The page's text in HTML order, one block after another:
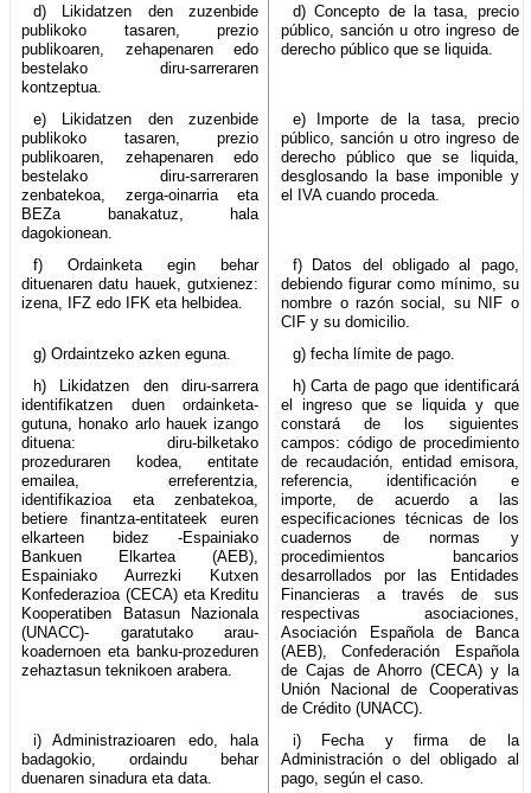
d) Likidatzen den zuzenbide
publikoko tasaren, prezio
publikoaren, zehapenaren edo
bestelako diru-sarreraren
kontzeptua.
d) Concepto de la tasa, precio
público, sanción u otro ingreso de
derecho público que se liquida.
e) Likidatzen den zuzenbide
publikoko tasaren, prezio
publikoaren, zehapenaren edo
bestelako diru-sarreraren
zenbatekoa, zerga-oinarria eta
BEZa banakatuz, hala
dagokionean.
e) Importe de la tasa, precio
público, sanción u otro ingreso de
derecho público que se liquida,
desglosando la base imponible y
el IVA cuando proceda.
f) Ordainketa egin behar
dituenaren datu hauek, gutxienez:
izena, IFZ edo IFK eta helbidea.
f) Datos del obligado al pago,
debiendo figurar como mínimo, su
nombre o razón social, su NIF o
CIF y su domicilio.
g) Ordaintzeko azken eguna.
g) fecha límite de pago.
h) Likidatzen den diru-sarrera
identifikatzen duen ordainketa-
gutuna, honako arlo hauek izango
dituena: diru-bilketako
prozeduraren kodea, entitate
emailea, erreferentzia,
identifikazioa eta zenbatekoa,
betiere finantza-entitateek euren
elkarteen bidez -Espainiako
Bankuen Elkartea (AEB),
Espainiako Aurrezki Kutxen
Konfederazioa (CECA) eta Kreditu
Kooperatiben Batasun Nazionala
(UNACC)- garatutako arau-
koadernoen eta banku-prozeduren
zehaztasun teknikoen arabera.
h) Carta de pago que identificará
el ingreso que se liquida y que
constará de los siguientes
campos: código de procedimiento
de recaudación, entidad emisora,
referencia, identificación e
importe, de acuerdo a las
especificaciones técnicas de los
cuadernos de normas y
procedimientos bancarios
desarrollados por las Entidades
Financieras a través de sus
respectivas asociaciones,
Asociación Española de Banca
(AEB), Confederación Española
de Cajas de Ahorro (CECA) y la
Unión Nacional de Cooperativas
de Crédito (UNACC).
i) Administrazioaren edo, hala
badagokio, ordaindu behar
duenaren sinadura eta data.
i) Fecha y firma de la
Administración o del obligado al
pago, según el caso.